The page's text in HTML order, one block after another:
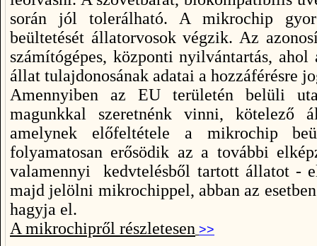
során jól tolerálható. A mikrochip
beültetését állatorvosok végzik. Az
számítógépes, központi nyilvántartás,
állat tulajdonosának adatai a hozzáférésre
Amennyiben az EU területén belüli
magunkkal szeretnénk vinni, kötelező
amelynek előfeltétele a mikrochip
folyamatosan erősödik az a további
valamennyi kedvtelésből tartott állatot -
majd jelölni mikrochippel, abban az
hagyja el.
A mikrochipről részletesen >>